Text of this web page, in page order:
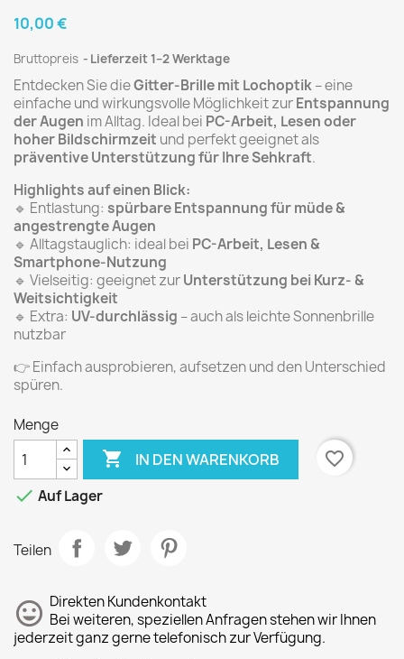
10,00 €
Bruttopreis Lieferzeit 1–2 Werktage
Entdecken Sie dieGitter-Brille mit Lochoptik– eine
einfache und wirkungsvolle Möglichkeit zurEntspannung
der Augen im Alltag. Ideal bei PC-Arbeit, Lesen oder
hoher Bildschirmzeit und perfekt geeignet als
präventive Unterstützung für Ihre Sehkraft.
Highlights auf einen Blick:
🔹 Entlastung: spürbare Entspannung für müde &
angestrengte Augen
🔹 Alltagstauglich: ideal bei PC-Arbeit, Lesen &
Smartphone-Nutzung
🔹 Vielseitig: geeignet zurUnterstützung bei Kurz- &
Weitsichtigkeit
🔹 Extra: UV-durchlässig – auch als leichte Sonnenbrille
nutzbar
👉 Einfach ausprobieren, aufsetzen und den Unterschied
spüren.
Menge
 IN DEN WARENKORB
favorite_border
 Auf Lager
Teilen
Direkten Kundenkontakt
Bei weiteren, speziellen Anfragen stehen wir Ihnen
jederzeit ganz gerne telefonisch zur Verfügung.